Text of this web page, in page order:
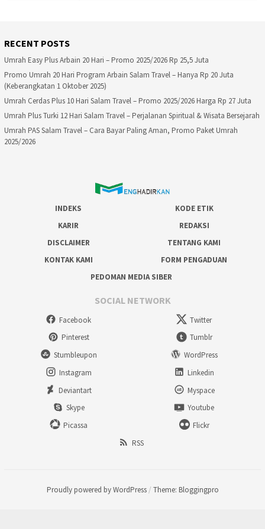
RECENT POSTS
Umrah Easy Plus Arbain 20 Hari – Promo 2025/2026 Rp 25,5 Juta
Promo Umrah 20 Hari Program Arbain Salam Travel – Hanya Rp 20 Juta
(Keberangkatan 1 Oktober 2025)
Umrah Cerdas Plus 10 Hari Salam Travel – Promo 2025/2026 Harga Rp 27 Juta
Umrah Plus Turki 12 Hari Salam Travel – Perjalanan Spiritual & Wisata Bersejarah
Umrah PAS Salam Travel – Cara Bayar Paling Aman, Promo Paket Umrah
2025/2026
INDEKS
KODE ETIK
KARIR
REDAKSI
DISCLAIMER
TENTANG KAMI
KONTAK KAMI
FORM PENGADUAN
PEDOMAN MEDIA SIBER
SOCIAL NETWORK
Facebook
Twitter
Pinterest
Tumblr
Stumbleupon
WordPress
Instagram
Linkedin
Deviantart
Myspace
Skype
Youtube
Picassa
Flickr
RSS
Proudly powered by WordPress / Theme: Bloggingpro